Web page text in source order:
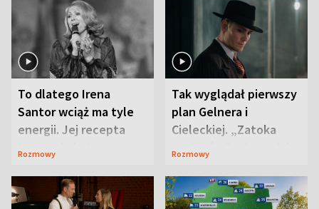
To dlatego Irena
Santor wciąż ma tyle
energii. Jej recepta
jest zaskakująco
Rozmowy
Tak wyglądał pierwszy
plan Gelnera i
Cieleckiej. „Zatoka
szpiegów” od razu ich
Rozmowy